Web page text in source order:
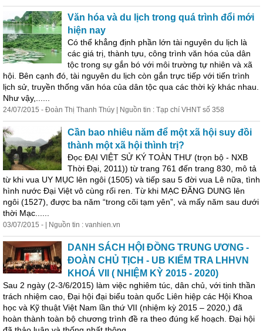
Văn hóa và du lịch trong quá trình đổi mới
hiện nay
Có thể khẳng định phần lớn tài nguyên du lịch là
các giá trị, thành tựu, công trình văn hóa của dân
tộc trong sự gắn bó với môi trường tự nhiên và xã
hội. Bên cạnh đó, tài nguyên du lịch còn gắn trực tiếp với tiến trình
lịch sử, truyền thống văn hóa của dân tộc qua các thời kỳ khác nhau.
Như vậy,......
24/07/2015 - Đoàn Thị Thanh Thúy | Nguồn tin : Tạp chí VHNT số 358
Cần bao nhiêu năm để một xã hội suy đồi
thành một xã hội thình trị?
Đọc ĐẠI VIỆT SỬ KÝ TOÀN THƯ (trọn bộ - NXB
Thời Đại, 2011)) từ trang 761 đến trang 830, mô tả
từ khi vua UY MỤC lên ngôi (1505) và tiếp sau 5 đời vua Lê nữa, tình
hình nước Đại Việt vô cùng rối ren. Từ khi MẠC ĐĂNG DUNG lên
ngôi (1527), được ba năm “trong cõi tạm yên”, và mấy năm sau dưới
thời Mạc......
03/07/2015 - | Nguồn tin : vanhien.vn
DANH SÁCH HỘI ĐỒNG TRUNG ƯƠNG -
ĐOÀN CHỦ TỊCH - UB KIỂM TRA LHHVN
KHOÁ VII ( NHIỆM KỲ 2015 - 2020)
Sau 2 ngày (2-3/6/2015) làm việc nghiêm túc, dân chủ, với tinh thần
trách nhiệm cao, Đại hội đại biểu toàn quốc Liên hiệp các Hội Khoa
học và Kỹ thuật Việt Nam lần thứ VII (nhiệm kỳ 2015 – 2020,) đã
hoàn thành toàn bộ chương trình đề ra theo đúng kế hoạch. Đại hội